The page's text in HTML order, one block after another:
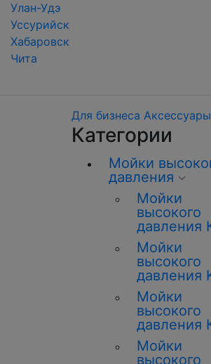
Улан-Удэ
Уссурийск
Хабаровск
Чита
Для бизнеса
Категории
Мойки
давления
Мойки
высокого
давления
Мойки
высокого
давления
Мойки
высокого
давления
Мойки
высокого